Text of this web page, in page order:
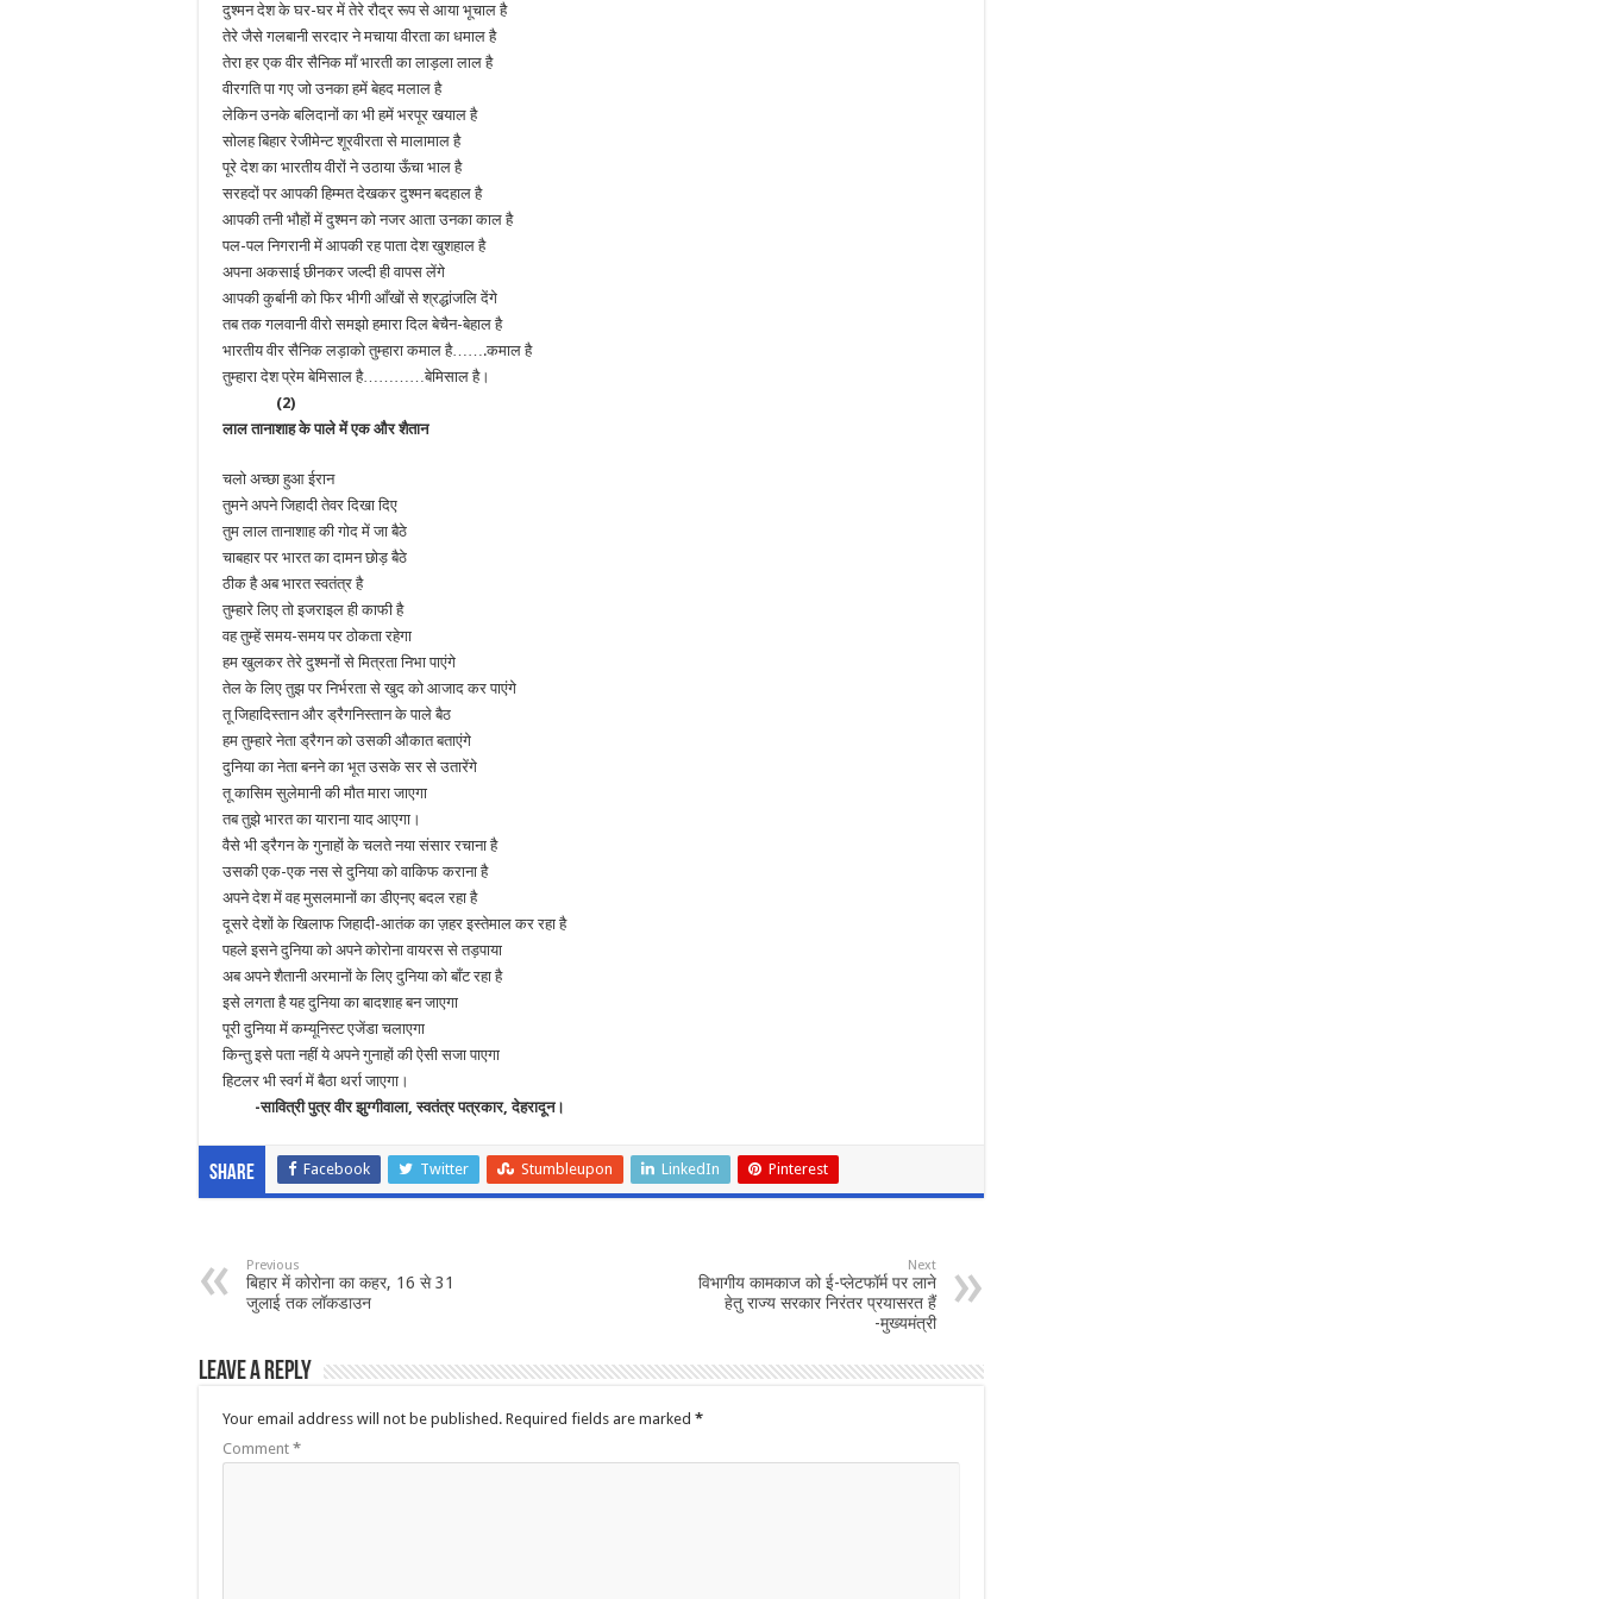
दुश्मन देश के घर-घर में तेरे रौद्र रूप से आया भूचाल है
तेरे जैसे गलबानी सरदार ने मचाया वीरता का धमाल है
तेरा हर एक वीर सैनिक माँ भारती का लाड़ला लाल है
वीरगति पा गए जो उनका हमें बेहद मलाल है
लेकिन उनके बलिदानों का भी हमें भरपूर खयाल है
सोलह बिहार रेजीमेन्ट शूरवीरता से मालामाल है
पूरे देश का भारतीय वीरों ने उठाया ऊँचा भाल है
सरहदों पर आपकी हिम्मत देखकर दुश्मन बदहाल है
आपकी तनी भौहों में दुश्मन को नजर आता उनका काल है
पल-पल निगरानी में आपकी रह पाता देश खुशहाल है
अपना अकसाई छीनकर जल्दी ही वापस लेंगे
आपकी कुर्बानी को फिर भीगी आँखों से श्रद्धांजलि देंगे
तब तक गलवानी वीरो समझो हमारा दिल बेचैन-बेहाल है
भारतीय वीर सैनिक लड़ाको तुम्हारा कमाल है…….कमाल है
तुम्हारा देश प्रेम बेमिसाल है…………बेमिसाल है।
(2)
लाल तानाशाह के पाले में एक और शैतान
चलो अच्छा हुआ ईरान
तुमने अपने जिहादी तेवर दिखा दिए
तुम लाल तानाशाह की गोद में जा बैठे
चाबहार पर भारत का दामन छोड़ बैठे
ठीक है अब भारत स्वतंत्र है
तुम्हारे लिए तो इजराइल ही काफी है
वह तुम्हें समय-समय पर ठोकता रहेगा
हम खुलकर तेरे दुश्मनों से मित्रता निभा पाएंगे
तेल के लिए तुझ पर निर्भरता से खुद को आजाद कर पाएंगे
तू जिहादिस्तान और ड्रैगनिस्तान के पाले बैठ
हम तुम्हारे नेता ड्रैगन को उसकी औकात बताएंगे
दुनिया का नेता बनने का भूत उसके सर से उतारेंगे
तू कासिम सुलेमानी की मौत मारा जाएगा
तब तुझे भारत का याराना याद आएगा।
वैसे भी ड्रैगन के गुनाहों के चलते नया संसार रचाना है
उसकी एक-एक नस से दुनिया को वाकिफ कराना है
अपने देश में वह मुसलमानों का डीएनए बदल रहा है
दूसरे देशों के खिलाफ जिहादी-आतंक का ज़हर इस्तेमाल कर रहा है
पहले इसने दुनिया को अपने कोरोना वायरस से तड़पाया
अब अपने शैतानी अरमानों के लिए दुनिया को बाँट रहा है
इसे लगता है यह दुनिया का बादशाह बन जाएगा
पूरी दुनिया में कम्यूनिस्ट एजेंडा चलाएगा
किन्तु इसे पता नहीं ये अपने गुनाहों की ऐसी सजा पाएगा
हिटलर भी स्वर्ग में बैठा थर्रा जाएगा।
-सावित्री पुत्र वीर झुग्गीवाला, स्वतंत्र पत्रकार, देहरादून।
Share Facebook Twitter Stumbleupon LinkedIn Pinterest
Previous
बिहार में कोरोना का कहर, 16 से 31
जुलाई तक लॉकडाउन
Next
विभागीय कामकाज को ई-प्लेटफॉर्म पर लाने
हेतु राज्य सरकार निरंतर प्रयासरत हैं
-मुख्यमंत्री
Leave a Reply
Your email address will not be published. Required fields are marked *
Comment *